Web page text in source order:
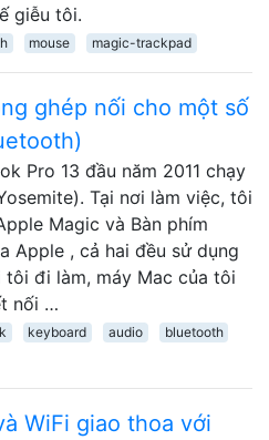
giễu tôi.
mouse magic-trackpad
ghép nối cho một số
Pro 13 đầu năm 2011 chạy
Tại nơi làm việc, tôi
Magic và Bàn phím
Apple , cả hai đều sử dụng
tôi đi làm, máy Mac của tôi
nối …
keyboard audio
bluetooth
WiFi giao thoa với